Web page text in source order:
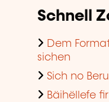
Schnell
Dem
sichen
Sich no
Bäihëllefe